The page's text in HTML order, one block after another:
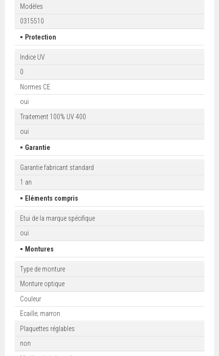
Modèles
0315510
▪ Protection
Indice UV
0
Normes CE
oui
Traitement 100% UV 400
oui
▪ Garantie
Garantie fabricant standard
1 an
▪ Eléments compris
Etui de la marque spécifique
oui
▪ Montures
Type de monture
Monture optique
Couleur
Ecaille; marron
Plaquettes réglables
non